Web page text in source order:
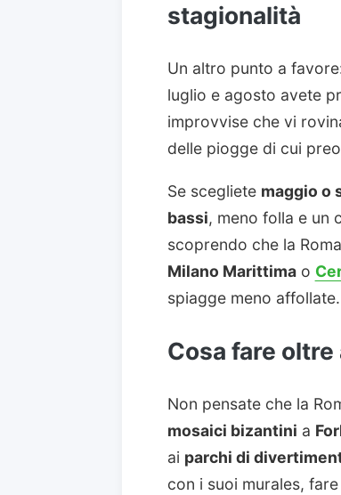
stagionalità
Un altro punto a
luglio e agosto avete
improvvise che vi
delle piogge di cui
Se scegliete maggio o
bassi, meno folla e un
scoprendo che la
Milano Marittimao
spiagge meno affollate.
Cosa fare oltre
Non pensate che la
mosaici bizantini a
ai parchi di
con i suoi murales,